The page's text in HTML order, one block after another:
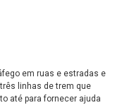
em ruas e estradas e
linhas de trem que
até para fornecer ajuda